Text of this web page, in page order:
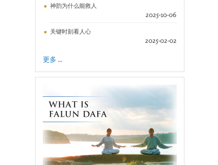
神韵为什么能救人
2025-10-06
关键时刻看人心
2025-02-02
更多 ...